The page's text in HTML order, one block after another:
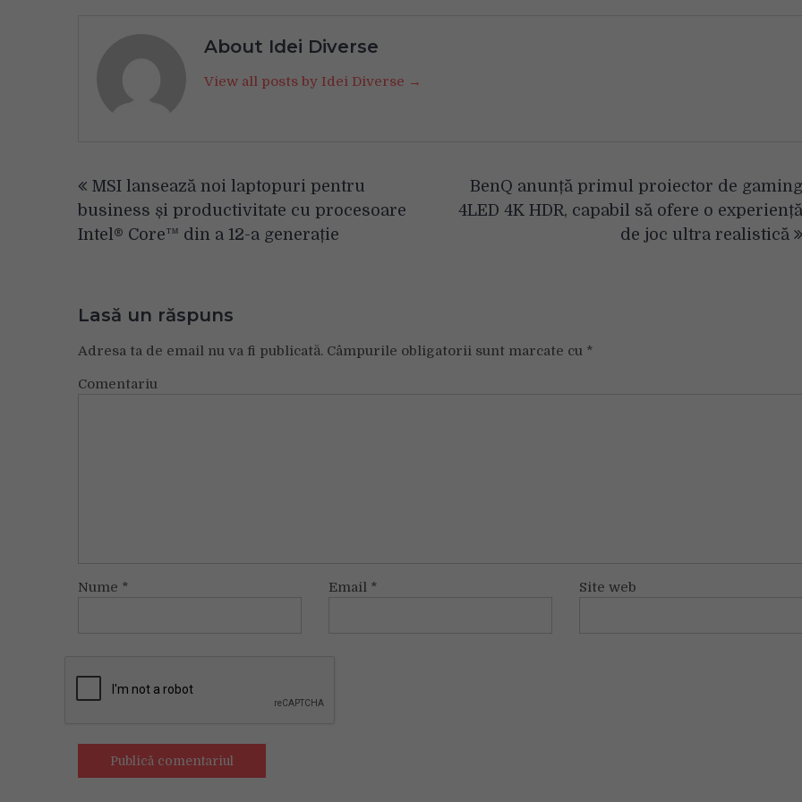
About Idei Diverse
View all posts by Idei Diverse →
în
articole
MSI lansează noi laptopuri pentru
business și productivitate cu procesoare
Intel® Core™ din a 12-a generație
BenQ anunță primul proiector de gaming
4LED 4K HDR, capabil să ofere o experiență
de joc ultra realistică
Lasă un răspuns
Adresa ta de email nu va fi publicată. Câmpurile obligatorii sunt marcate cu *
Comentariu
Nume * Email * Site web